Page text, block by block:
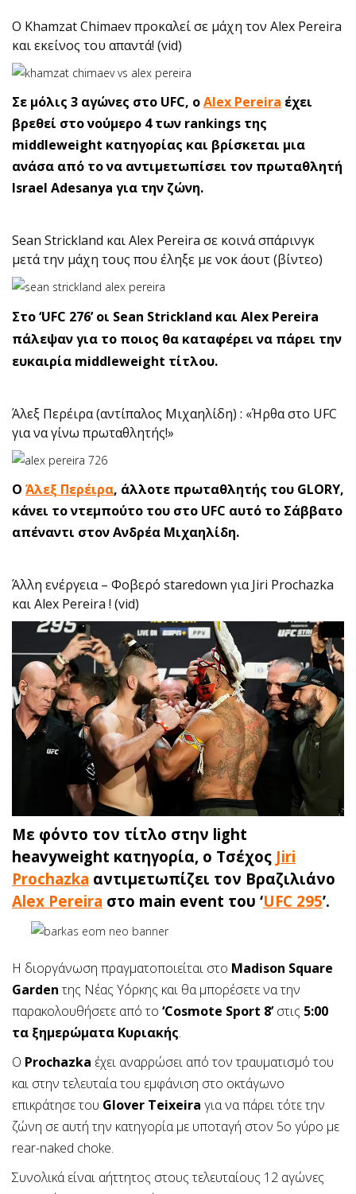
O Khamzat Chimaev προκαλεί σε μάχη τον Alex Pereira
και εκείνος του απαντά! (vid)
Σε μόλις 3 αγώνες στο UFC, οAlex Pereira έχει
βρεθεί στο νούμερο 4 των rankings της
middleweight κατηγορίας και βρίσκεται μια
ανάσα από το να αντιμετωπίσει τον πρωταθλητή
Israel Adesanya για την ζώνη.
Sean Strickland και Alex Pereira σε κοινά σπάρινγκ
μετά την μάχη τους που έληξε με νοκ άουτ (βίντεο)
Στο ‘UFC 276’ οι Sean Strickland και Alex Pereira
πάλεψαν για το ποιος θα καταφέρει να πάρει την
ευκαιρία middleweight τίτλου.
Άλεξ Περέιρα (αντίπαλος Μιχαηλίδη) : «Ήρθα στο UFC
για να γίνω πρωταθλητής!»
Ο Άλεξ Περέιρα, άλλοτε πρωταθλητής του GLORY,
κάνει το ντεμπούτο του στο UFC αυτό το Σάββατο
απέναντι στον Ανδρέα Μιχαηλίδη.
Άλλη ενέργεια – Φοβερό staredown για Jiri Prochazka
και Alex Pereira ! (vid)
Με φόντο τον τίτλο στην light
heavyweight κατηγορία, ο Τσέχος Jiri
Prochazka αντιμετωπίζει τον Βραζιλιάνο
Alex Pereira στο main event του ‘UFC 295’.
Η διοργάνωση πραγματοποιείται στο Madison Square
Gardenτης Νέας Υόρκης και θα μπορέσετε να την
παρακολουθήσετε από το ‘Cosmote Sport 8’στις 5:00
τα ξημερώματα Κυριακής.
Ο Prochazka έχει αναρρώσει από τον τραυματισμό του
και στην τελευταία του εμφάνιση στο οκτάγωνο
επικράτησε του Glover Teixeira για να πάρει τότε την
ζώνη σε αυτή την κατηγορία με υποταγή στον 5ο γύρο με
rear-naked choke.
Συνολικά είναι αήττητος στους τελευταίους 12 αγώνες